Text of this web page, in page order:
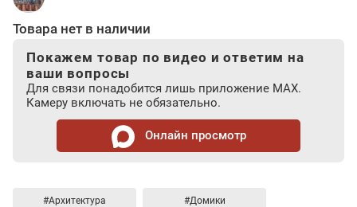
Товара нет в наличии
Покажем товар по видео и ответим на
ваши вопросы
Для связи понадобится лишь приложение MAX.
Камеру включать не обязательно.
Онлайн просмотр
#Архитектура #Домики